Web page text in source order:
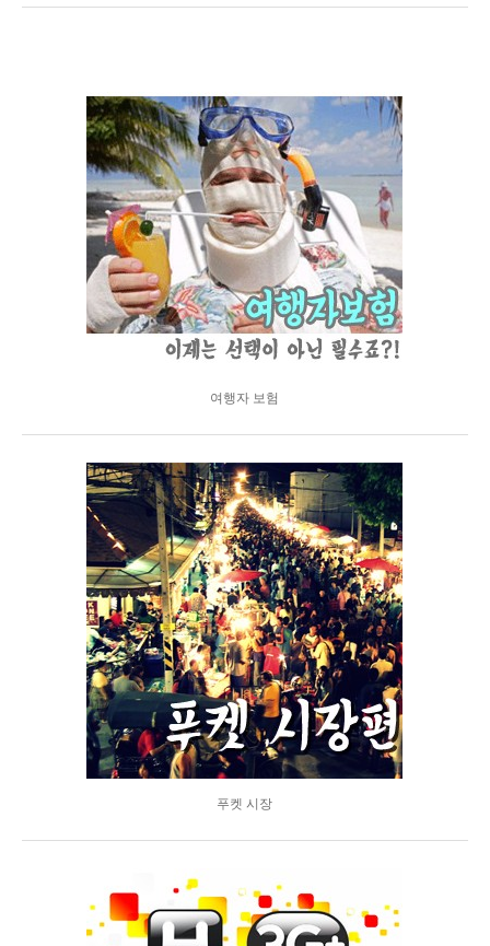
여행자 보험
푸켓 시장